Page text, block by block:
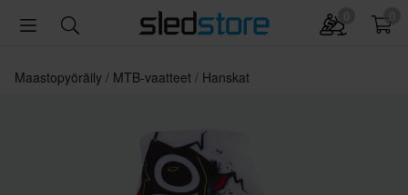
Maastopyöräily MTB-vaatteet Hanskat